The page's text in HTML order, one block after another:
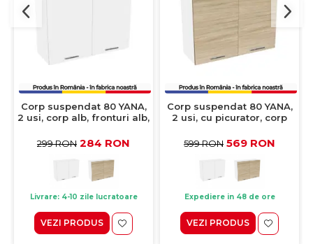
Corp suspendat 80 YANA,
2 usi, corp alb, fronturi alb,
299 RON 284 RON
Livrare: 4-10 zile lucratoare
VEZI PRODUS
Corp suspendat 80 YANA,
2 usi, cu picurator, corp
80x30x60 cm
599 RON 569 RON
Expediere in 48 de ore
VEZI PRODUS